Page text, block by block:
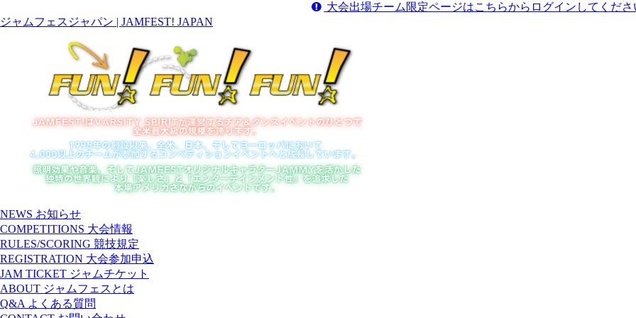
大会出場チーム限定ページはこちらからログインしてくださ
ジャムフェスジャパン | JAMFEST! JAPAN
NEWS お知らせ
COMPETITIONS 大会情報
RULES/SCORING 競技規定
REGISTRATION 大会参加申込
JAM TICKET ジャムチケット
ABOUT ジャムフェスとは
Q&A よくある質問